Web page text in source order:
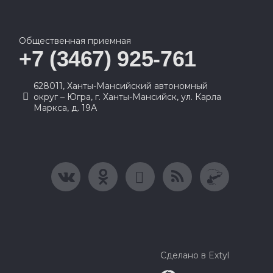
Общественная приемная
+7 (3467) 925-761
628011, Ханты-Мансийский автономный
округ – Югра, г. Ханты-Мансийск, ул. Карла
Маркса, д. 19А
Сделано в Extyl